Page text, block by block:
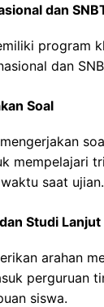
dan
program
dan
Soal
mempelajari
saat ujian.
Studi Lanjut
arahan
perguruan
siswa.